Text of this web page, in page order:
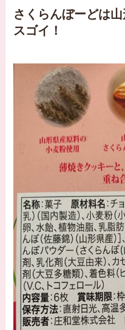
さくらんぼーどは
スゴイ！